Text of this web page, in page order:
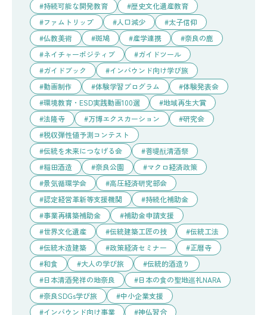
持続可能な開発教育
歴史文化遺産教育
ファムトリップ
人口減少
太子信仰
仏教美術
斑鳩 産学連携
奈良の鹿
ネイチャーポジティブ
ガイドツール
ガイドブック
インバウンド向け学び旅
動画制作
体験学習プログラム
体験発表会
環境教育・ESD実践動画100選
地域再生大賞
法隆寺
万博エクスカーション
研究会
税収弾性値予測コンテスト
伝統を未来につなげる会
菩堤酛清酒祭
稲田酒造
奈良公園
マクロ経済政策
景気循環学会
高圧経済研究部会
認定経営革新等支援機関
持続化補助金
事業再構築補助金
補助金申請支援
世界文化遺産
伝統建築工匠の技
伝統工法
伝統木造建築
政策経済セミナー
正暦寺
和食
大人の学び旅
伝統的酒造り
日本清酒発祥の地奈良
日本の食の聖地巡礼NARA
奈良SDGs学び旅
中小企業支援
インバウンド向け事業
神仏習合